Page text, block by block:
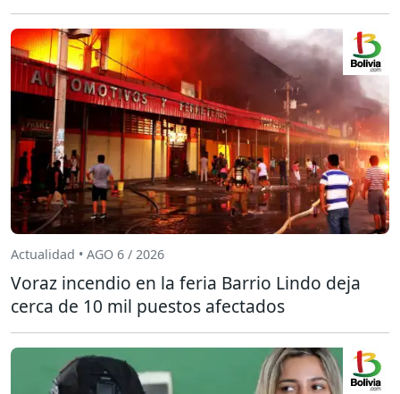
Actualidad • AGO 6 / 2026
Voraz incendio en la feria Barrio Lindo deja
cerca de 10 mil puestos afectados